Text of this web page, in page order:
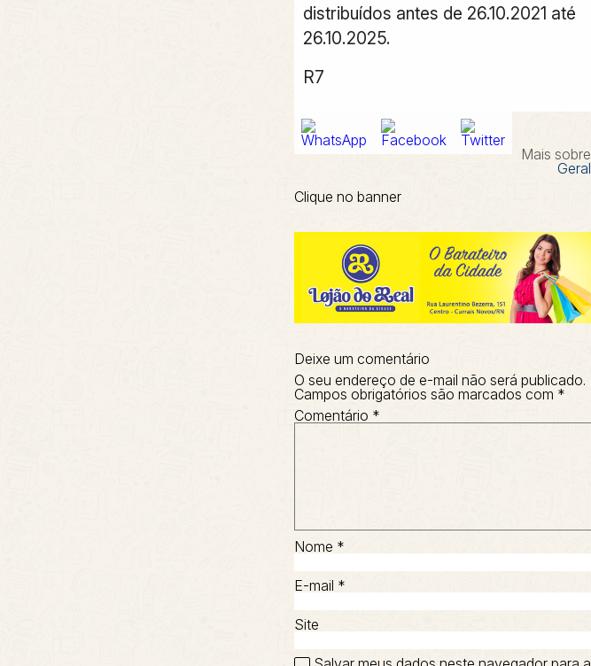
distribuídos antes de 26.10.2021 até
26.10.2025.
R7
Mais sobre
Geral
Clique no banner
Deixe um comentário
O seu endereço de e-mail não será publicado.
Campos obrigatórios são marcados com *
Comentário *
Nome *
E-mail *
Site